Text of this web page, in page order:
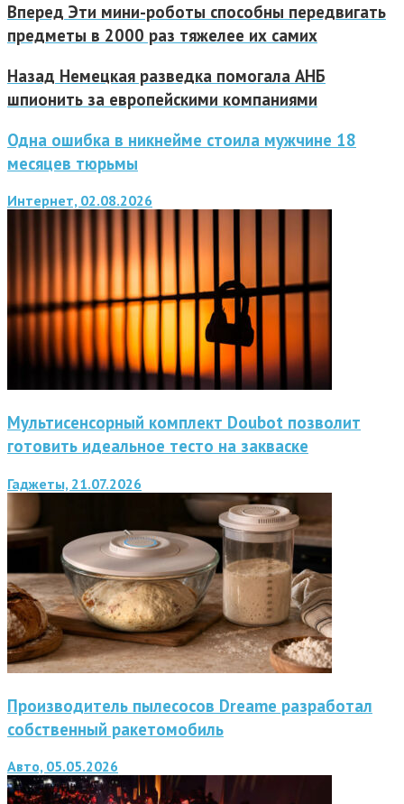
Вперед Эти мини-роботы способны передвигать
предметы в 2000 раз тяжелее их самих
Назад Немецкая разведка помогала АНБ
шпионить за европейскими компаниями
Одна ошибка в никнейме стоила мужчине 18
месяцев тюрьмы
Интернет, 02.08.2026
Мультисенсорный комплект Doubot позволит
готовить идеальное тесто на закваске
Гаджеты, 21.07.2026
Производитель пылесосов Dreame разработал
собственный ракетомобиль
Авто, 05.05.2026